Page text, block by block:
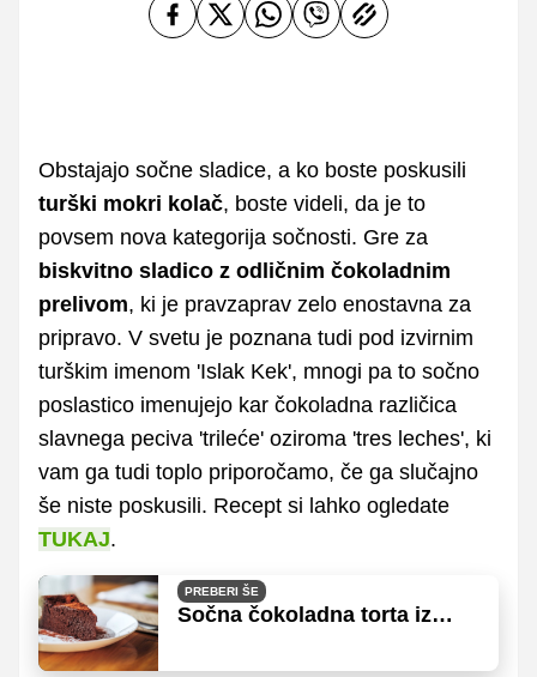
Obstajajo sočne sladice, a ko boste poskusili
turški mokri kolač, boste videli, da je to
povsem nova kategorija sočnosti. Gre za
biskvitno sladico z odličnim čokoladnim
prelivom, ki je pravzaprav zelo enostavna za
pripravo. V svetu je poznana tudi pod izvirnim
turškim imenom 'Islak Kek', mnogi pa to sočno
poslastico imenujejo kar čokoladna različica
slavnega peciva 'trileće' oziroma 'tres leches', ki
vam ga tudi toplo priporočamo, če ga slučajno
še niste poskusili. Recept si lahko ogledate
TUKAJ.
PREBERI ŠE
Sočna čokoladna torta iz